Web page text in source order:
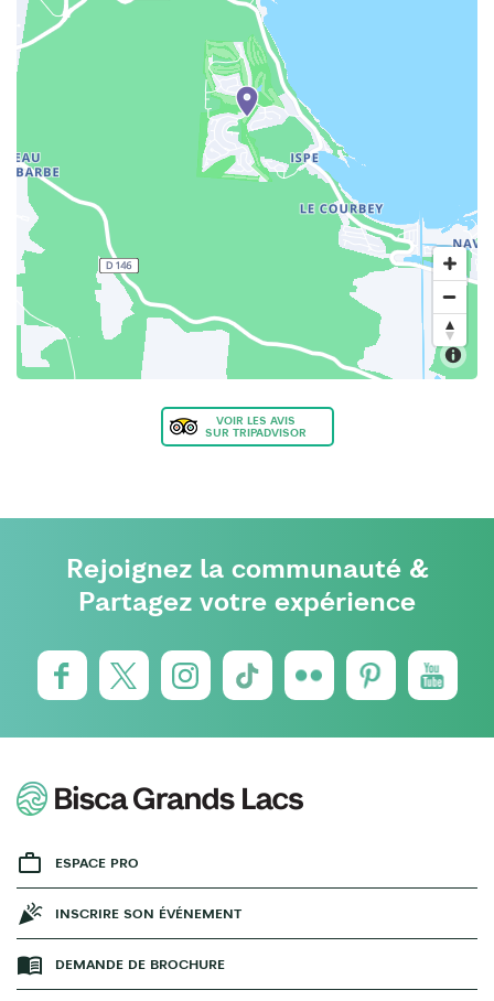
VOIR LES AVIS
SUR TRIPADVISOR
Rejoignez la communauté &
Partagez votre expérience
ESPACE PRO
INSCRIRE SON ÉVÉNEMENT
DEMANDE DE BROCHURE